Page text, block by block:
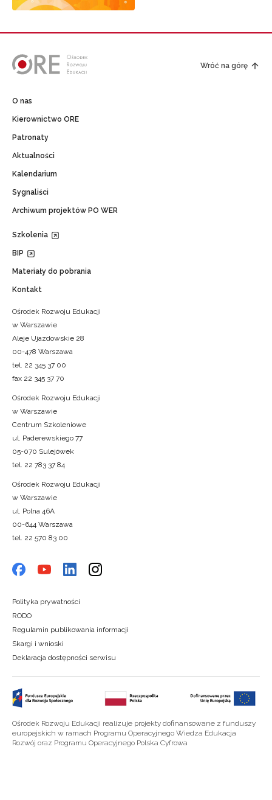
Wróć na górę
O nas
Kierownictwo ORE
Patronaty
Aktualności
Kalendarium
Sygnaliści
Archiwum projektów PO WER
Szkolenia
BIP
Materiały do pobrania
Kontakt
Ośrodek Rozwoju Edukacji
w Warszawie
Aleje Ujazdowskie 28
00-478 Warszawa
tel. 22 345 37 00
fax 22 345 37 70
Ośrodek Rozwoju Edukacji
w Warszawie
Centrum Szkoleniowe
ul. Paderewskiego 77
05-070 Sulejówek
tel. 22 783 37 84
Ośrodek Rozwoju Edukacji
w Warszawie
ul. Polna 46A
00-644 Warszawa
tel. 22 570 83 00
Polityka prywatności
RODO
Regulamin publikowania informacji
Skargi i wnioski
Deklaracja dostępności serwisu
Ośrodek Rozwoju Edukacji realizuje projekty dofinansowane z funduszy
europejskich w ramach Programu Operacyjnego Wiedza Edukacja
Rozwój oraz Programu Operacyjnego Polska Cyfrowa